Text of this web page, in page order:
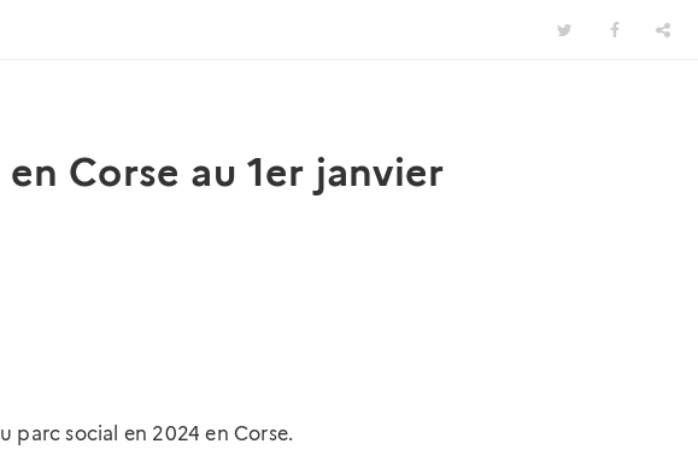
Corse au 1er janvier
parc social en 2024 en Corse.